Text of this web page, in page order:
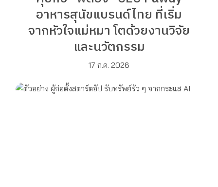
อาหารสุนัขแบรนด์ไทย ที่เริ่ม
จากหัวใจแม่หมา โตด้วยงานวิจัย
และนวัตกรรม
17 ก.ค. 2026